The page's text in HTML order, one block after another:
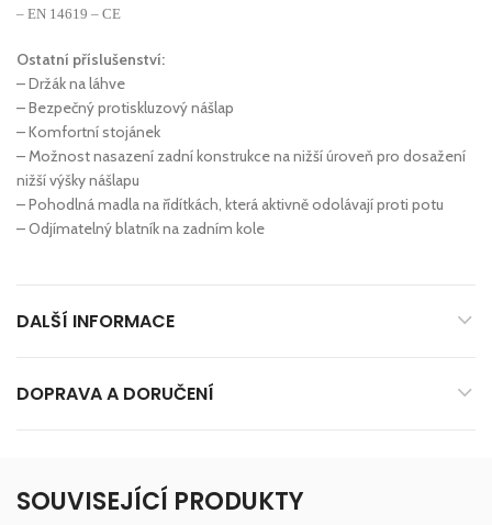
– EN 14619 – CE
Ostatní příslušenství:
– Držák na láhve
– Bezpečný protiskluzový nášlap
– Komfortní stojánek
– Možnost nasazení zadní konstrukce na nižší úroveň pro dosažení
nižší výšky nášlapu
– Pohodlná madla na řídítkách, která aktivně odolávají proti potu
– Odjímatelný blatník na zadním kole
DALŠÍ INFORMACE
DOPRAVA A DORUČENÍ
SOUVISEJÍCÍ PRODUKTY